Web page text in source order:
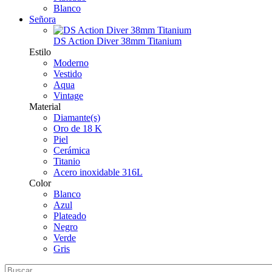
Blanco
Señora
DS Action Diver 38mm Titanium
Estilo
Moderno
Vestido
Aqua
Vintage
Material
Diamante(s)
Oro de 18 K
Piel
Cerámica
Titanio
Acero inoxidable 316L
Color
Blanco
Azul
Plateado
Negro
Verde
Gris